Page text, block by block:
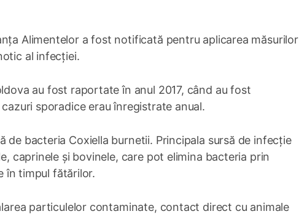
Alimentelor a fost notificată pentru aplicarea măsurilor
al infecției.
au fost raportate în anul 2017, când au fost
sporadice erau înregistrate anual.
de bacteria Coxiella burnetii. Principala sursă de infecție
caprinele și bovinele, care pot elimina bacteria prin
în timpul fătărilor.
particulelor contaminate, contact direct cu animale